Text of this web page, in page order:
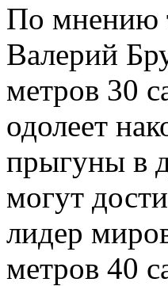
По мнению
Валерий
метров 30
одолеет
прыгуны в
могут
лидер
метров 40